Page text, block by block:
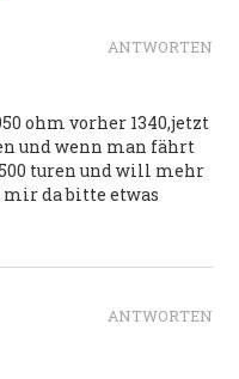
ANTWORTEN
ohm vorher 1340,jetzt
und wenn man fährt
turen und will mehr
mir da bitte etwas
ANTWORTEN